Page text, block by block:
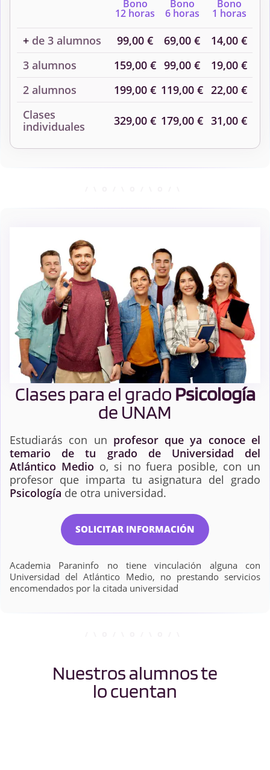
Bono
12 horas
Bono
6 horas
Bono
1 horas
+ de 3 alumnos 99,00 € 69,00 €
14,00 €
3 alumnos
159,00 € 99,00 €
19,00 €
2 alumnos
199,00 € 119,00 € 22,00 €
Clases
individuales
329,00 € 179,00 € 31,00 €
Clases para el grado Psicología
de UNAM
Estudiarás con un profesor que ya conoce el
temario de tu grado de Universidad del
Atlántico Medio o, si no fuera posible, con un
profesor que imparta tu asignatura del grado
Psicología de otra universidad.
SOLICITAR INFORMACIÓN
Academia Paraninfo no tiene vinculación alguna con
Universidad del Atlántico Medio, no prestando servicios
encomendados por la citada universidad
Nuestros alumnos te
lo cuentan